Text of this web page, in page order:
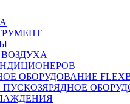
ОБОРУДОВАНИЕ